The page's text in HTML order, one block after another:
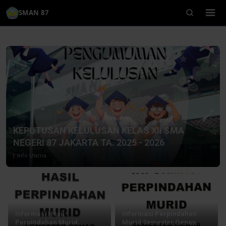
SMAN 87
KEPUTUSAN KELULUSAN KELAS XII SMA
NEGERI 87 JAKARTA TA. 2025 - 2026
Info Utama
Informasi Hasil
Perpindahan Murid
Murid Semester Genap